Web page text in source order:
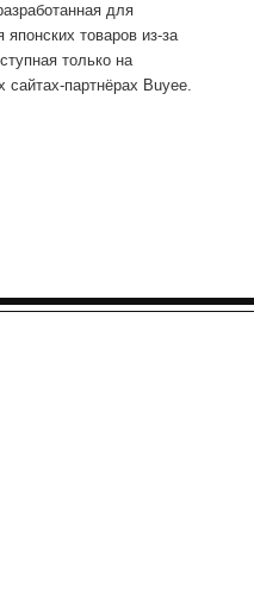
для
японских товаров из-за
только на
сайтах-партнёрах Buyee.